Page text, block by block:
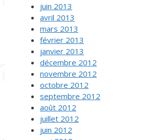
juin 2013
avril 2013
mars 2013
février 2013
janvier 2013
décembre 2012
novembre 2012
octobre 2012
septembre 2012
août 2012
juillet 2012
juin 2012